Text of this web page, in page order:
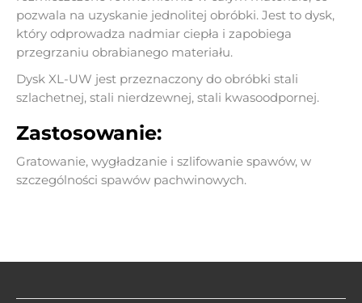
pozwala na uzyskanie jednolitej obróbki. Jest to dysk,
który odprowadza nadmiar ciepła i zapobiega
przegrzaniu obrabianego materiału.
Dysk XL-UW jest przeznaczony do obróbki stali
szlachetnej, stali nierdzewnej, stali kwasoodpornej.
Zastosowanie:
Gratowanie, wygładzanie i szlifowanie spawów, w
szczególności spawów pachwinowych.